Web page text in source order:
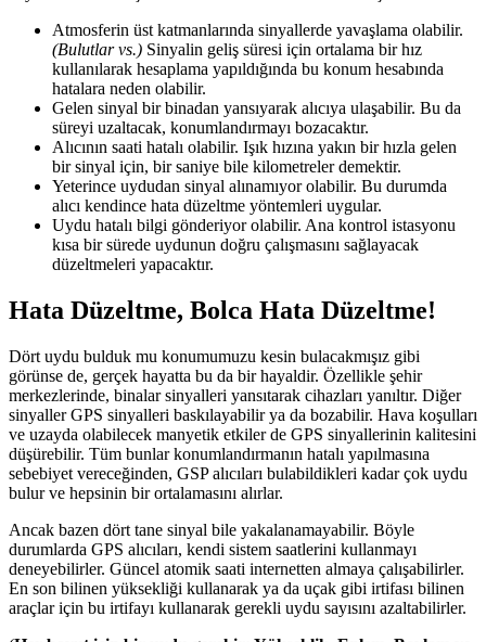
Atmosferin üst katmanlarında sinyallerde yavaşlama olabilir.
(Bulutlar vs.) Sinyalin geliş süresi için ortalama bir hız
kullanılarak hesaplama yapıldığında bu konum hesabında
hatalara neden olabilir.
Gelen sinyal bir binadan yansıyarak alıcıya ulaşabilir. Bu da
süreyi uzaltacak, konumlandırmayı bozacaktır.
Alıcının saati hatalı olabilir. Işık hızına yakın bir hızla gelen
bir sinyal için, bir saniye bile kilometreler demektir.
Yeterince uydudan sinyal alınamıyor olabilir. Bu durumda
alıcı kendince hata düzeltme yöntemleri uygular.
Uydu hatalı bilgi gönderiyor olabilir. Ana kontrol istasyonu
kısa bir sürede uydunun doğru çalışmasını sağlayacak
düzeltmeleri yapacaktır.
Hata Düzeltme, Bolca Hata Düzeltme!
Dört uydu bulduk mu konumumuzu kesin bulacakmışız gibi
görünse de, gerçek hayatta bu da bir hayaldir. Özellikle şehir
merkezlerinde, binalar sinyalleri yansıtarak cihazları yanıltır. Diğer
sinyaller GPS sinyalleri baskılayabilir ya da bozabilir. Hava koşulları
ve uzayda olabilecek manyetik etkiler de GPS sinyallerinin kalitesini
düşürebilir. Tüm bunlar konumlandırmanın hatalı yapılmasına
sebebiyet vereceğinden, GSP alıcıları bulabildikleri kadar çok uydu
bulur ve hepsinin bir ortalamasını alırlar.
Ancak bazen dört tane sinyal bile yakalanamayabilir. Böyle
durumlarda GPS alıcıları, kendi sistem saatlerini kullanmayı
deneyebilirler. Güncel atomik saati internetten almaya çalışabilirler.
En son bilinen yüksekliği kullanarak ya da uçak gibi irtifası bilinen
araçlar için bu irtifayı kullanarak gerekli uydu sayısını azaltabilirler.